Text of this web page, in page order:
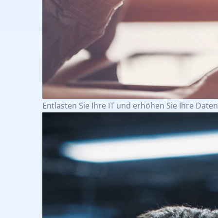
Entlasten Sie Ihre IT und erhöhen Sie Ihre